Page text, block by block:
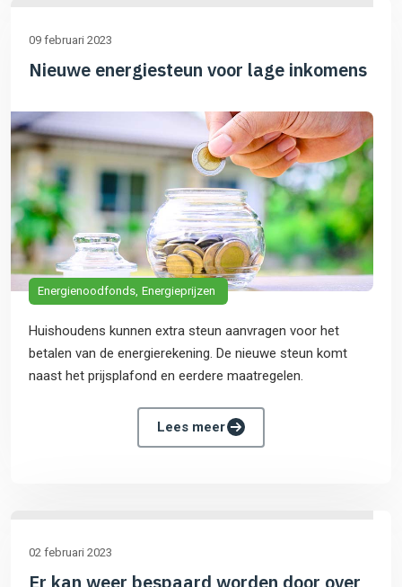
09 februari 2023
Nieuwe energiesteun voor lage inkomens
Energienoodfonds Energieprijzen
Huishoudens kunnen extra steun aanvragen voor het
betalen van de energierekening. De nieuwe steun komt
naast het prijsplafond en eerdere maatregelen.
Lees meer
02 februari 2023
Er kan weer bespaard worden door over